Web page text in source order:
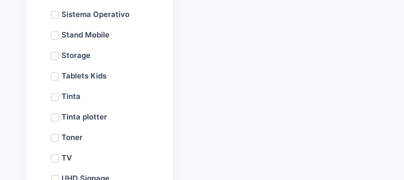
Sistema Operativo
Stand Mobile
Storage
Tablets Kids
Tinta
Tinta plotter
Toner
TV